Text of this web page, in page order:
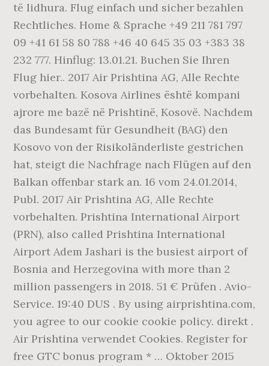
të lidhura. Flug einfach und sicher bezahlen
Rechtliches. Home & Sprache +49 211 781 797
09 +41 61 58 80 788 +46 40 645 35 03 +383 38
232 777. Hinflug: 13.01.21. Buchen Sie Ihren
Flug hier.. 2017 Air Prishtina AG, Alle Rechte
vorbehalten. Kosova Airlines është kompani
ajrore me bazë në Prishtinë, Kosovë. Nachdem
das Bundesamt für Gesundheit (BAG) den
Kosovo von der Risikoländerliste gestrichen
hat, steigt die Nachfrage nach Flügen auf den
Balkan offenbar stark an. 16 vom 24.01.2014,
Publ. 2017 Air Prishtina AG, Alle Rechte
vorbehalten. Prishtina International Airport
(PRN), also called Prishtina International
Airport Adem Jashari is the busiest airport of
Bosnia and Herzegovina with more than 2
million passengers in 2018. 51 € Prüfen . Avio-
Service. 19:40 DUS . By using airprishtina.com,
you agree to our cookie cookie policy. direkt .
Air Prishtina verwendet Cookies. Register for
free GTC bonus program * … Oktober 2015